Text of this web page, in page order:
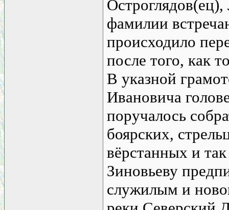
фамилии
происходило
после того, как
В указной
Ивановича
поручалось
боярских,
вёрстанных и
Зиновьеву
служилым и